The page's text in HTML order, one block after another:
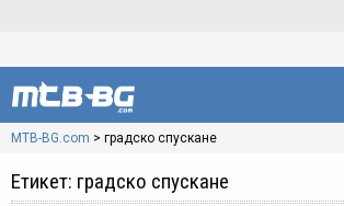
MTB-BG.com > градско спускане
Етикет: градско спускане